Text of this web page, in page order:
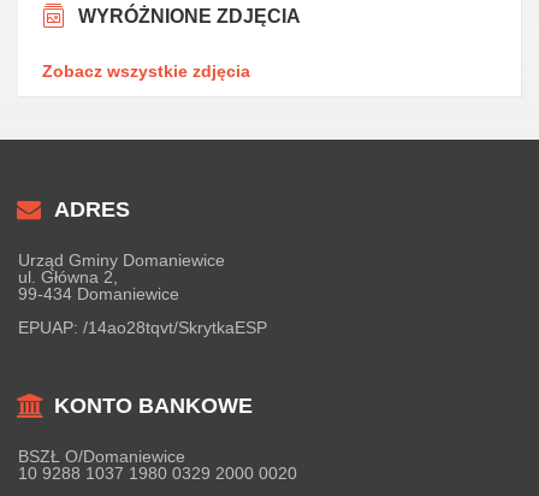
WYRÓŻNIONE ZDJĘCIA
Zobacz wszystkie zdjęcia
ADRES
Urząd Gminy Domaniewice
ul. Główna 2,
99-434 Domaniewice
EPUAP: /14ao28tqvt/SkrytkaESP
KONTO BANKOWE
BSZŁ O/Domaniewice
10 9288 1037 1980 0329 2000 0020